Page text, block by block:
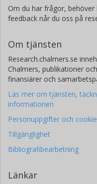
Om du har frågor,
feedback når du oss på
Om tjänsten
Research.chalmers.se
Chalmers, publikationer
finansiärer och
Läs mer om tjänsten,
informationen
Personuppgifter och
Tillgänglighet
Bibliografibearbetning
Länkar